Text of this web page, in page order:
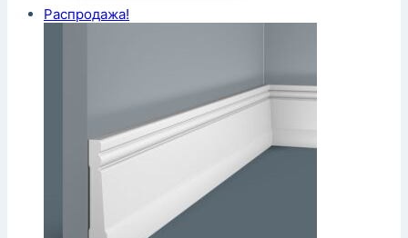
Распродажа!